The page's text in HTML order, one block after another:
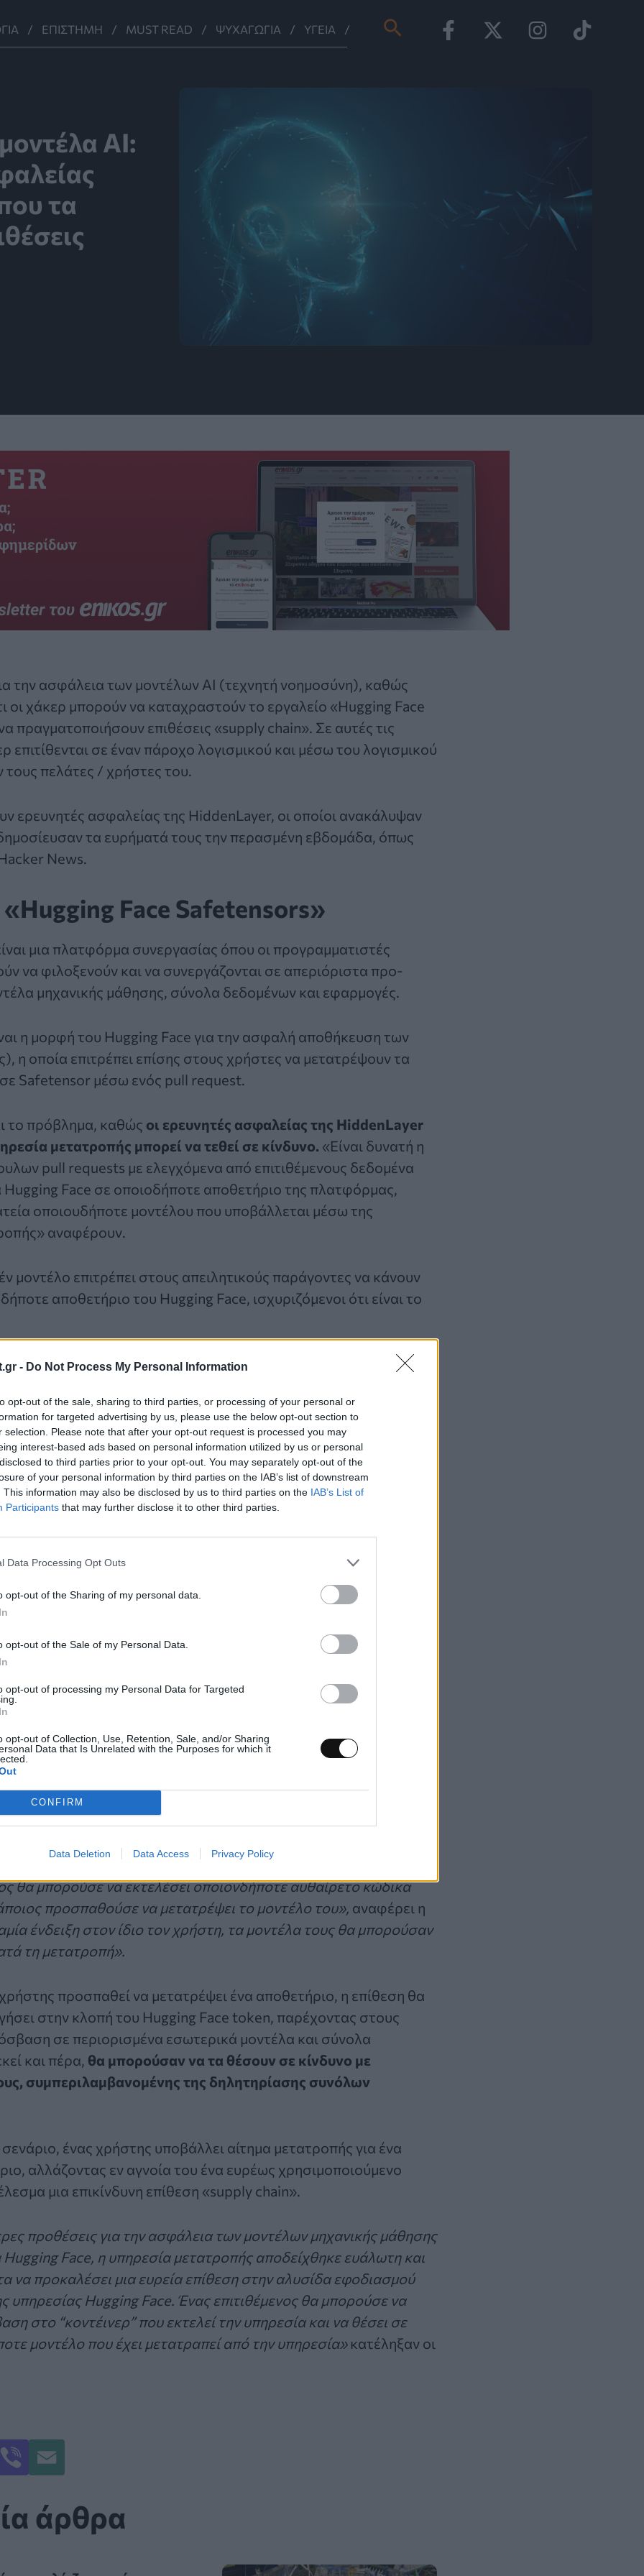
- Do Not Process My Personal Information
opt-out of the sale, sharing to third parties, or processing of your personal or
for targeted advertising by us, please use the below opt-out section to
selection. Please note that after your opt-out request is processed you may
interest-based ads based on personal information utilized by us or personal
to third parties prior to your opt-out. You may separately opt-out of the
of your personal information by third parties on the IAB’s list of downstream
This information may also be disclosed by us to third parties on the IAB’s List of
Participants that may further disclose it to other third parties.
Data Processing Opt Outs
opt-out of the Sharing of my personal data.
opt-out of the Sale of my Personal Data.
opt-out of processing my Personal Data for Targeted
opt-out of Collection, Use, Retention, Sale, and/or Sharing
Data that Is Unrelated with the Purposes for which it
CONFIRM
Data Deletion Data Access Privacy Policy
ΕΠΙΣΤΉΜΗ MUST READ ΨΥΧΑΓΩΓΊΑ ΥΓΕΊΑ Αναζήτηση
ΑΙ:
τα
την ασφάλεια των μοντέλων AI (τεχνητή νοημοσύνη), καθώς
οι χάκερ μπορούν να καταχραστούν το εργαλείο «Hugging Face
πραγματοποιήσουν επιθέσεις «supply chain». Σε αυτές τις
επιτίθενται σε έναν πάροχο λογισμικού και μέσω του λογισμικού
πελάτες / χρήστες του.
ερευνητές ασφαλείας της HiddenLayer, οι οποίοι ανακάλυψαν
τα ευρήματά τους την περασμένη εβδομάδα, όπως
News.
«Hugging Face Safetensors»
μια πλατφόρμα συνεργασίας όπου οι προγραμματιστές
να φιλοξενούν και να συνεργάζονται σε απεριόριστα προ-
μηχανικής μάθησης, σύνολα δεδομένων και εφαρμογές.
η μορφή του Hugging Face για την ασφαλή αποθήκευση των
, η οποία επιτρέπει επίσης στους χρήστες να μετατρέψουν τα
Safetensor μέσω ενός pull request.
το πρόβλημα, καθώς οι ερευνητές ασφαλείας της HiddenLayer
μετατροπής μπορεί να τεθεί σε κίνδυνο. «Είναι δυνατή η
pull requests με ελεγχόμενα από επιτιθέμενους δεδομένα
Hugging Face σε οποιοδήποτε αποθετήριο της πλατφόρμας,
οποιουδήποτε μοντέλου που υποβάλλεται μέσω της
αναφέρουν.
μοντέλο επιτρέπει στους απειλητικούς παράγοντες να κάνουν
αποθετήριο του Hugging Face, ισχυριζόμενοι ότι είναι το
μπορούν επίσης να διαρρεύσουν τα tokens του
που ανήκουν στο bot που κάνει τα pull requests – και να
κακόβουλα pull requests.
μπορούσαν να τροποποιήσουν το μοντέλο και να δημιουργήσουν
κάτι που αποτελεί ουσιαστικά μια προηγμένη επίθεση
θα μπορούσε να εκτελέσει οποιονδήποτε αυθαίρετο κώδικα
προσπαθούσε να μετατρέψει το μοντέλο του», αναφέρει η
ένδειξη στον ίδιο τον χρήστη, τα μοντέλα τους θα μπορούσαν
τη μετατροπή».
προσπαθεί να μετατρέψει ένα αποθετήριο, η επίθεση θα
στην κλοπή του Hugging Face token, παρέχοντας στους
σε περιορισμένα εσωτερικά μοντέλα και σύνολα
και πέρα, θα μπορούσαν να τα θέσουν σε κίνδυνο με
συμπεριλαμβανομένης της δηλητηρίασης συνόλων
ένας χρήστης υποβάλλει αίτημα μετατροπής για ένα
αλλάζοντας εν αγνοία του ένα ευρέως χρησιμοποιούμενο
μια επικίνδυνη επίθεση «supply chain».
προθέσεις για την ασφάλεια των μοντέλων μηχανικής μάθησης
Face, η υπηρεσία μετατροπής αποδείχθηκε ευάλωτη και
να προκαλέσει μια ευρεία επίθεση στην αλυσίδα εφοδιασμού
υπηρεσίας Hugging Face. Ένας επιτιθέμενος θα μπορούσε να
στο “κοντέινερ” που εκτελεί την υπηρεσία και να θέσει σε
μοντέλο που έχει μετατραπεί από την υπηρεσία»κατέληξαν οι
άρθρα